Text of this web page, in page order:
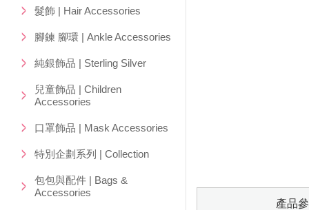
髮飾 | Hair Accessories
腳鍊 腳環 | Ankle Accessories
純銀飾品 | Sterling Silver
兒童飾品 | Children
Accessories
口罩飾品 | Mask Accessories
特別企劃系列 | Collection
包包與配件 | Bags &
Accessories
產品